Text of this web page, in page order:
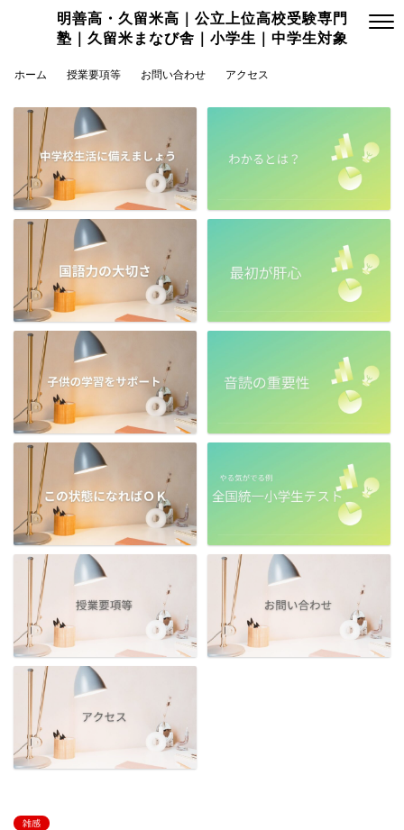
明善高・久留米高｜公立上位高校受験専門
塾｜久留米まなび舎｜小学生｜中学生対象
ホーム 授業要項等 お問い合わせ アクセス
雑感